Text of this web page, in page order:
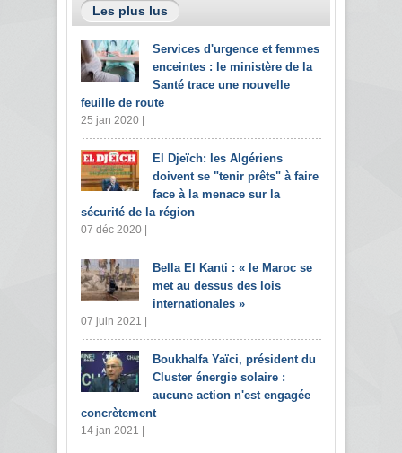
Les plus lus
Services d'urgence et femmes
enceintes : le ministère de la
Santé trace une nouvelle
feuille de route
25 jan 2020 |
El Djeïch: les Algériens
doivent se "tenir prêts" à faire
face à la menace sur la
sécurité de la région
07 déc 2020 |
Bella El Kanti : « le Maroc se
met au dessus des lois
internationales »
07 juin 2021 |
Boukhalfa Yaïci, président du
Cluster énergie solaire :
aucune action n'est engagée
concrètement
14 jan 2021 |